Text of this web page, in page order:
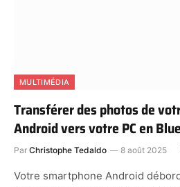
MULTIMÉDIA
Transférer des photos de
Android vers votre PC en
Par Christophe Tedaldo 8 août 2025
Votre smartphone Android